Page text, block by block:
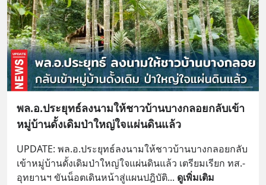
พล.อ.ประยุทธ์ลงนามให้ชาวบ้านบางกลอยกลับเข้า
หมู่บ้านดั้งเดิมป่าใหญ่ใจแผ่นดินแล้ว
UPDATE: พล.อ.ประยุทธ์ลงนามให้ชาวบ้านบางกลอยกลับ
เข้าหมู่บ้านดั้งเดิมป่าใหญ่ใจแผ่นดินแล้ว เตรียมเรียก ทส.-
อุทยานฯ ขันน็อตเดินหน้าสู่แผนปฎิบัติ... ดูเพิ่มเติม